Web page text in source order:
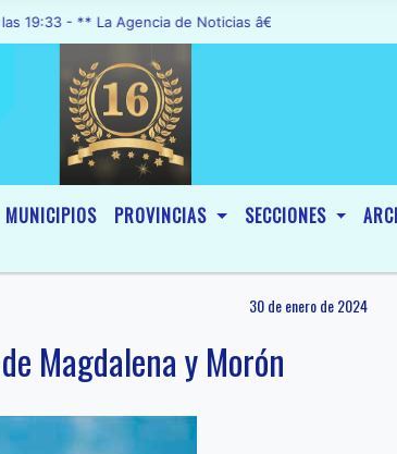
La Agencia de Noticias â€œA1 Noticiasâ€, fue
MUNICIPIOS PROVINCIAS SECCIONES
30 de enero de 2024
Magdalena y Morón